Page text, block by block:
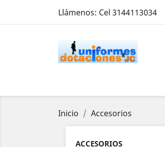
Llámenos: Cel 3144113034
Inicio Accesorios
ACCESORIOS